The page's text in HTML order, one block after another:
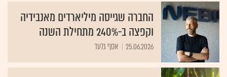
החברה שגייסה מיליארדים מאנבידיה
וקפצה ב-240% מתחילת השנה
25.06.2026 אסף גלעד